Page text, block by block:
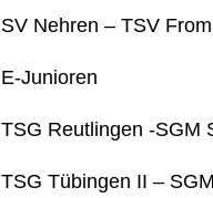
SV Nehren – TSV
E-Junioren
TSG Reutlingen -SGM
TSG Tübingen II –